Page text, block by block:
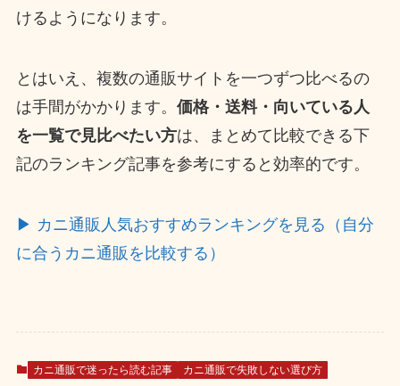
けるようになります。
とはいえ、複数の通販サイトを一つずつ比べるの
は手間がかかります。 価格・送料・向いている人
を一覧で見比べたい方は、まとめて比較できる下
記のランキング記事を参考にすると効率的です。
▶ カニ通販人気おすすめランキングを見る（自分
に合うカニ通販を比較する）
カニ通販で迷ったら読む記事 カニ通販で失敗しない選び方